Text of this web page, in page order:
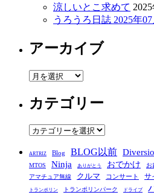
涼しいとこ求めて
うろうろ日誌 2025年07
アーカイブ
ア
カ
イ
ブ
カテゴリー
カ
ゴ
リ
ー
ARTRIZ Blog BLOG以前
MTOS
Ninja ありがとう おでかけ お
アマチュア無線 クルマ コンサート サ
トランポリン トランポリンパーク ドライブ